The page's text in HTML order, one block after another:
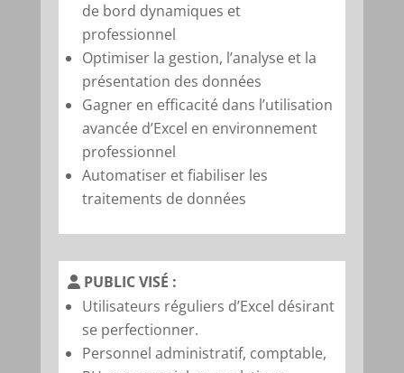
de bord dynamiques et
professionnel
Optimiser la gestion, l’analyse et la
présentation des données
Gagner en efficacité dans l’utilisation
avancée d’Excel en environnement
professionnel
Automatiser et fiabiliser les
traitements de données
PUBLIC VISÉ :
Utilisateurs réguliers d’Excel désirant
se perfectionner.
Personnel administratif, comptable,